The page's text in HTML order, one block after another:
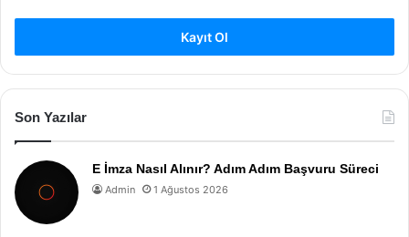
Kayıt Ol
Son Yazılar
E İmza Nasıl Alınır? Adım Adım Başvuru Süreci
Admin 1 Ağustos 2026